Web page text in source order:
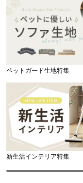
ペットガード生地特集
新生活インテリア特集